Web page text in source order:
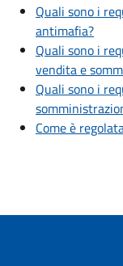
Quali sono i
antimafia?
Quali sono i
vendita e
Quali sono i
Come è